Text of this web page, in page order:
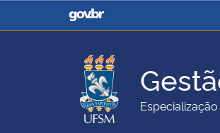
Casa Civil
Ministério da Agricultura,
Pecuária e Abastecimento